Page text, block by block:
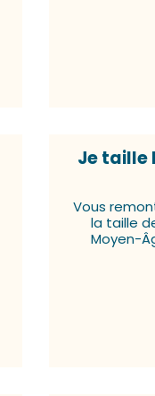
Je taille
Vous
la taille
Moyen-